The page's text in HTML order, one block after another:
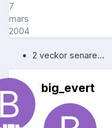
7
mars
2004
2 veckor senare...
big_evert